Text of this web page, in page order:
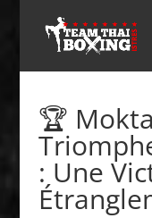
🏆
: Une